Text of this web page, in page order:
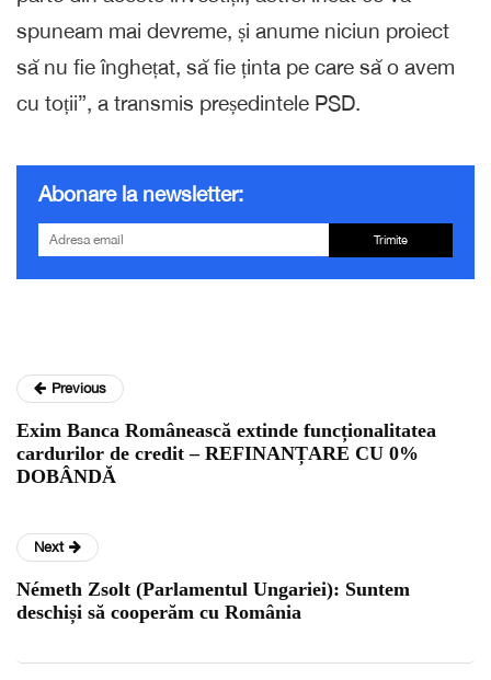
spuneam mai devreme, și anume niciun proiect
să nu fie înghețat, să fie ținta pe care să o avem
cu toții”, a transmis președintele PSD.
Abonare la newsletter:
Trimite
Previous
Exim Banca Românească extinde funcționalitatea
cardurilor de credit – REFINANȚARE CU 0%
DOBÂNDĂ
Next
Németh Zsolt (Parlamentul Ungariei): Suntem
deschiși să cooperăm cu România